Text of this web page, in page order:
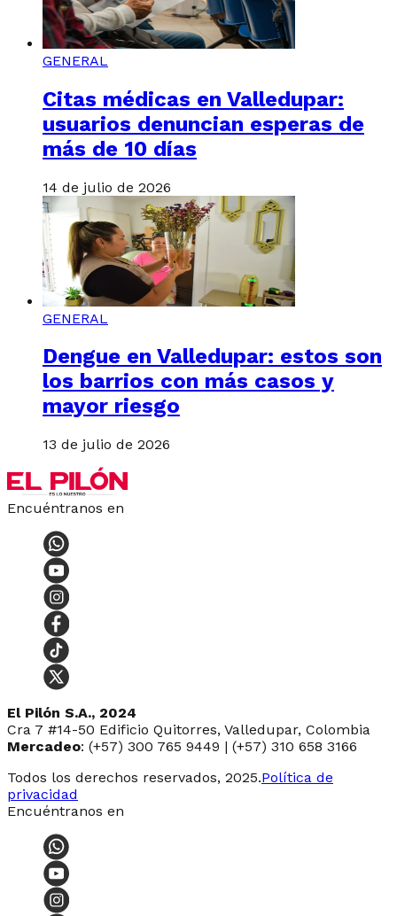
GENERAL
Citas médicas en Valledupar:
usuarios denuncian esperas de
más de 10 días
14 de julio de 2026
GENERAL
Dengue en Valledupar: estos son
los barrios con más casos y
mayor riesgo
13 de julio de 2026
Encuéntranos en
El Pilón S.A., 2024
Cra 7 #14-50 Edificio Quitorres, Valledupar, Colombia
Mercadeo: (+57) 300 765 9449 | (+57) 310 658 3166
Todos los derechos reservados, 2025.Política de
privacidad
Encuéntranos en